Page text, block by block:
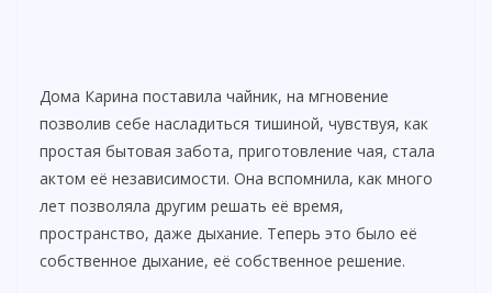
Дома Карина поставила чайник, на мгновение
позволив себе насладиться тишиной, чувствуя, как
простая бытовая забота, приготовление чая, стала
актом её независимости. Она вспомнила, как много
лет позволяла другим решать её время,
пространство, даже дыхание. Теперь это было её
собственное дыхание, её собственное решение.